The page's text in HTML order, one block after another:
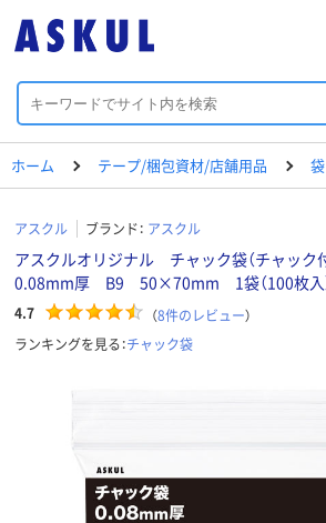
ホーム テープ/梱包資材/店舗用品
アスクル ブランド： アスクル
アスクルオリジナル チャック袋（チャッ
0.08mm厚 B9 50×70mm 1袋（100枚入
4.7 （8件のレビュー）
ランキングを見る：チャック袋